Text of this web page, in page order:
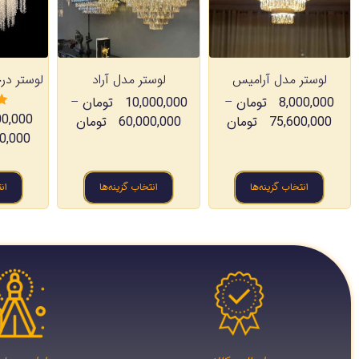
لوستر مدل آرامیس
8,000,000
تومان –
75,600,000
تومان
انتخاب گزینه‌ها
لوستر مدل آراد
10,000,000
تومان –
60,000,000 تومان
انتخاب گزینه‌ها
لوستر